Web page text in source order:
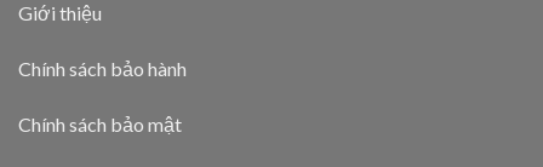
Giới thiệu
Chính sách bảo hành
Chính sách bảo mật